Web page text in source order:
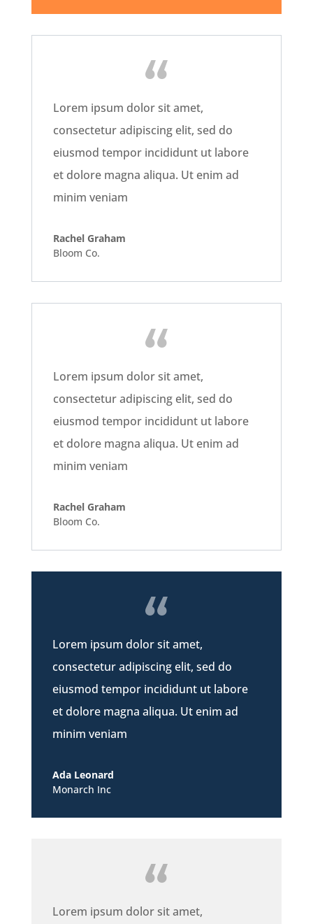
Lorem ipsum dolor sit amet,
consectetur adipiscing elit, sed do
eiusmod tempor incididunt ut labore
et dolore magna aliqua. Ut enim ad
minim veniam
Rachel Graham
Bloom Co.
Lorem ipsum dolor sit amet,
consectetur adipiscing elit, sed do
eiusmod tempor incididunt ut labore
et dolore magna aliqua. Ut enim ad
minim veniam
Rachel Graham
Bloom Co.
Lorem ipsum dolor sit amet,
consectetur adipiscing elit, sed do
eiusmod tempor incididunt ut labore
et dolore magna aliqua. Ut enim ad
minim veniam
Ada Leonard
Monarch Inc
Lorem ipsum dolor sit amet,